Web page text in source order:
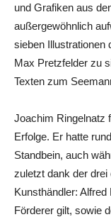
und Grafiken aus
außergewöhnlich
sieben Illustrationen
Max Pretzfelder zu
Texten zum
Joachim Ringelnatz
Erfolge. Er hatte
Standbein, auch
zuletzt dank der
Kunsthändler:
Förderer gilt, sowie